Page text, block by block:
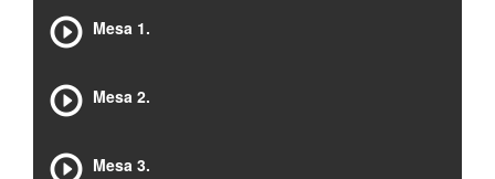
Mesa 1.
Mesa 2.
Mesa 3.